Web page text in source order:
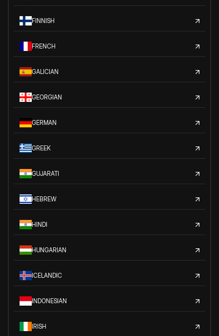
FINNISH
FRENCH
GALICIAN
GEORGIAN
GERMAN
GREEK
GUJARATI
HEBREW
HINDI
HUNGARIAN
ICELANDIC
INDONESIAN
IRISH